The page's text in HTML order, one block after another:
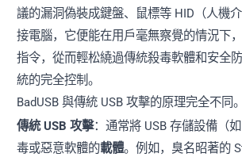
議的漏洞偽裝成鍵盤、鼠標等 HID（人機
接電腦，它便能在用戶毫無察覺的情況下
指令，從而輕松繞過傳統殺毒軟體和安全
統的完全控制。
BadUSB 與傳統 USB 攻擊的原理完全不同。
傳統 USB 攻擊：通常將 USB 存儲設備（
毒或惡意軟體的載體。例如，臭名昭著的